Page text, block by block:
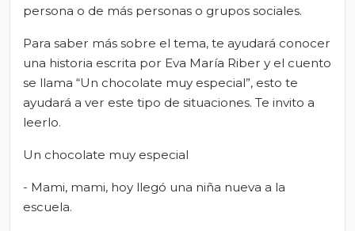
persona o de más personas o grupos sociales.
Para saber más sobre el tema, te ayudará conocer
una historia escrita por Eva María Riber y el cuento
se llama “Un chocolate muy especial”, esto te
ayudará a ver este tipo de situaciones. Te invito a
leerlo.
Un chocolate muy especial
- Mami, mami, hoy llegó una niña nueva a la
escuela.